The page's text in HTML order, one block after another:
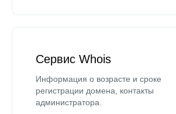
Сервис Whois
Информация о возрасте и сроке
регистрации домена, контакты
администратора.